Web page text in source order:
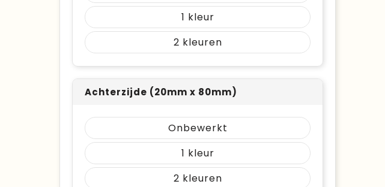
1
2
Achterzijde (20mm x 80mm)
Onbewerkt
1
2